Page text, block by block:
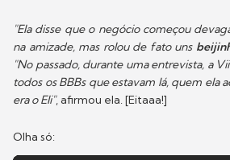
"Ela disse que o negócio começou
na amizade, mas rolou de fato uns
"No passado, durante uma entrevista, a
todos os BBBs que estavam lá, quem ela
era o Eli", afirmou ela. [Eitaaa!]
Olha só: